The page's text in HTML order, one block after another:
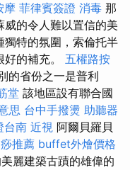
摩 菲律賓簽證 消毒 那
的令人難以置信的美
獨特的氛圍，索倫托半
的補充。 五權路按
的省份之一是普利
堂 該地區設有聯合國
思 台中手撥燙 助聽器
台南 近視 阿爾貝羅貝
推薦 buffet外燴價格
麗建築古蹟的雄偉的